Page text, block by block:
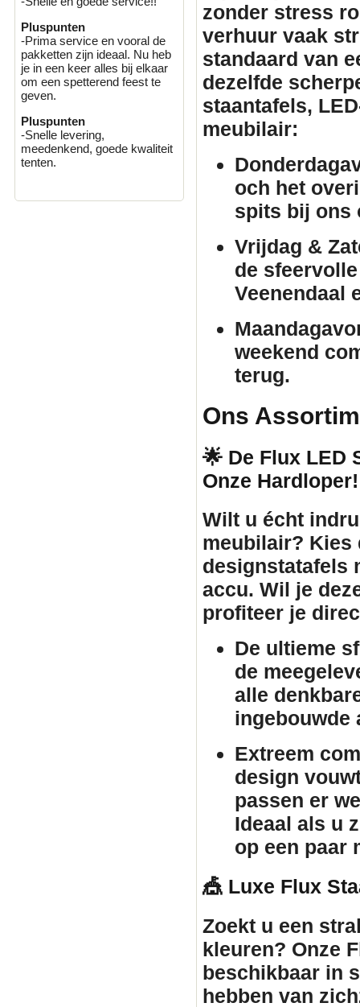
Pluspunten
-Prima service en vooral de
pakketten zijn ideaal. Nu heb
je in een keer alles bij elkaar
om een spetterend feest te
geven.
Pluspunten
-Snelle levering,
meedenkend, goede kwaliteit
tenten.
zonder stress
verhuur vaak
standaard van
dezelfde
staantafels,
meubilair:
och het
spits bij ons
Vrijdag &
de
Veenendaal
weekend
terug.
Ons
🌟 De Flux LED
Onze Hardloper!
Wilt u écht
meubilair? Kies
designstatafels
accu. Wil je
profiteer je
De ultieme
de
alle
ingebouwde
Extreem
design
passen er
Ideaal als u
op een paar
🎪 Luxe Flux
Zoekt u een
kleuren? Onze
beschikbaar in
hebben van